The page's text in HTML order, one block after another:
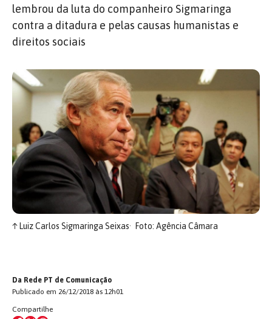
lembrou da luta do companheiro Sigmaringa
contra a ditadura e pelas causas humanistas e
direitos sociais
↑Luiz Carlos Sigmaringa Seixas Foto: Agência Câmara
Da Rede PT de Comunicação
Publicado em 26/12/2018 às 12h01
Compartilhe